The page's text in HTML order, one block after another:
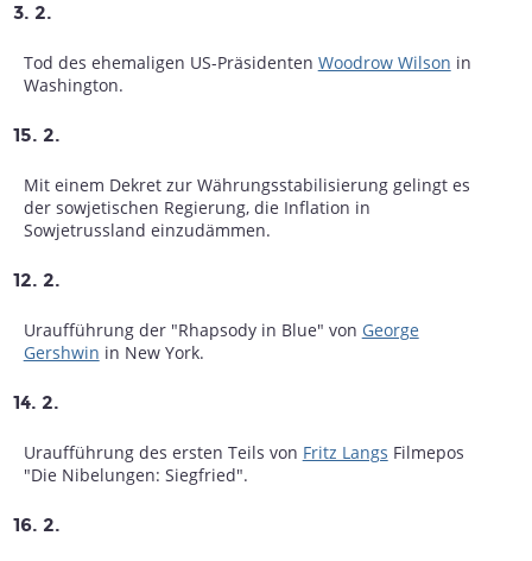
3. 2.
Tod des ehemaligen US-Präsidenten Woodrow Wilson in
Washington.
15. 2.
Mit einem Dekret zur Währungsstabilisierung gelingt es
der sowjetischen Regierung, die Inflation in
Sowjetrussland einzudämmen.
12. 2.
Uraufführung der "Rhapsody in Blue" von George
Gershwin in New York.
14. 2.
Uraufführung des ersten Teils von Fritz Langs Filmepos
"Die Nibelungen: Siegfried".
16. 2.